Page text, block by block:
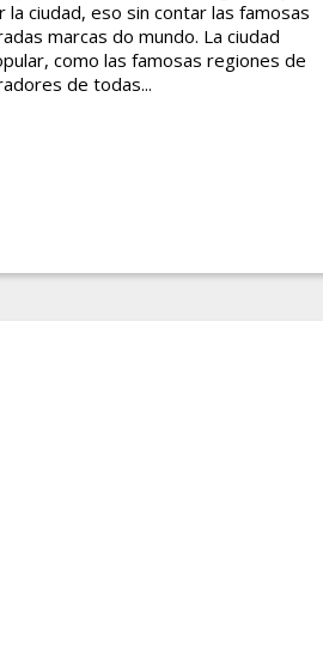
ciudad, eso sin contar las famosas
marcas do mundo. La ciudad
como las famosas regiones de
de todas...